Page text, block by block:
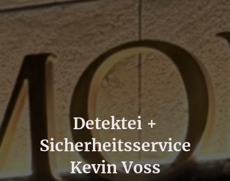
Detektei +
Sicherheitsservice
Kevin Voss